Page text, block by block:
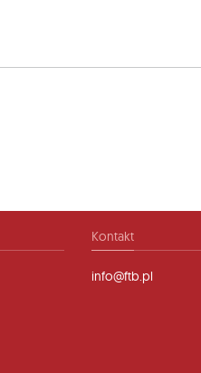
Kontakt
info@ftb.pl